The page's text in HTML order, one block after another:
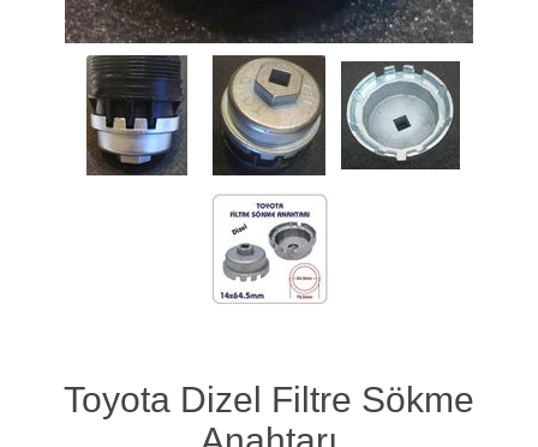
Toyota Dizel Filtre Sökme